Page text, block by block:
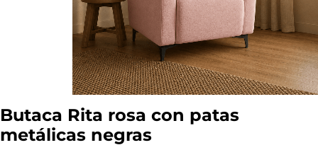
Butaca Rita rosa con patas
metálicas negras